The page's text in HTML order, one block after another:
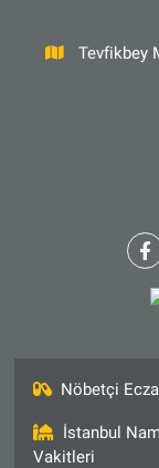
Tevfikbey
Nöbetçi
İstanbul
Vakitleri